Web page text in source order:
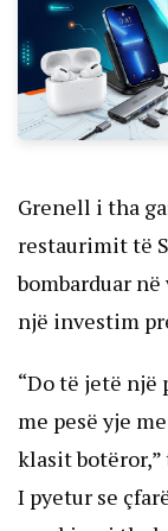
Grenell i tha
restaurimit të
bombarduar
një investim
“Do të jetë një
me pesë yje
klasit
I pyetur se